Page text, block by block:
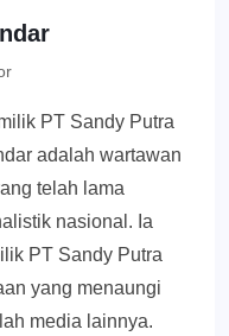
PT Sandy Putra
adalah wartawan
telah lama
nasional. Ia
PT Sandy Putra
yang menaungi
media lainnya.